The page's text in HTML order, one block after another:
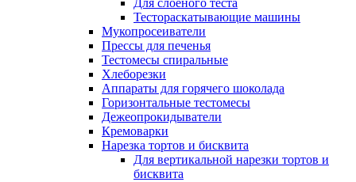
Для слоеного теста
Тестораскатывающие машины
Мукопросеиватели
Прессы для печенья
Тестомесы спиральные
Хлеборезки
Аппараты для горячего шоколада
Горизонтальные тестомесы
Дежеопрокидыватели
Кремоварки
Нарезка тортов и бисквита
Для вертикальной нарезки тортов и
бисквита